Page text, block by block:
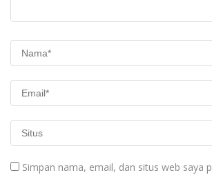
Simpan nama, email, dan situs web saya